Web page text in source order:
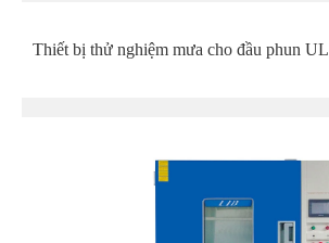
Thiết bị thử nghiệm mưa cho đầu phun UL